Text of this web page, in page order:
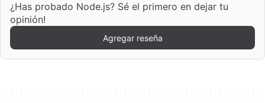
¿Has probado Node.js? Sé el primero en dejar tu
opinión!
Agregar reseña